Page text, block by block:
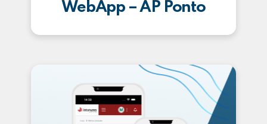
WebApp – AP Ponto